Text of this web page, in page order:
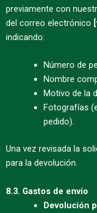
previamente con
del correo electrónico
indicando:
Número de
Nombre
Motivo de la
Fotografías
pedido).
Una vez revisada la
para la devolución.
8.3. Gastos de envío
Devolución